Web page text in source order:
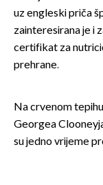
uz engleski priča
zainteresirana je i
certifikat za
prehrane.
Na crvenom
Georgea
su jedno vrijeme